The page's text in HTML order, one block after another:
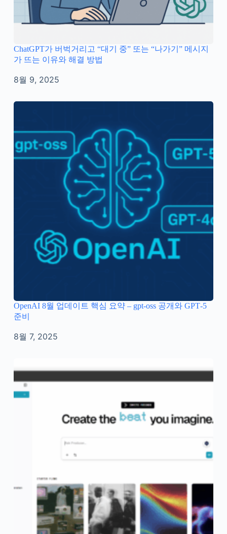
ChatGPT가 버벅거리고 “대기 중” 또는 “나가기” 메시지
가 뜨는 이유와 해결 방법
8월 9, 2025
OpenAI 8월 업데이트 핵심 요약 – gpt‑oss 공개와 GPT‑5
준비
8월 7, 2025